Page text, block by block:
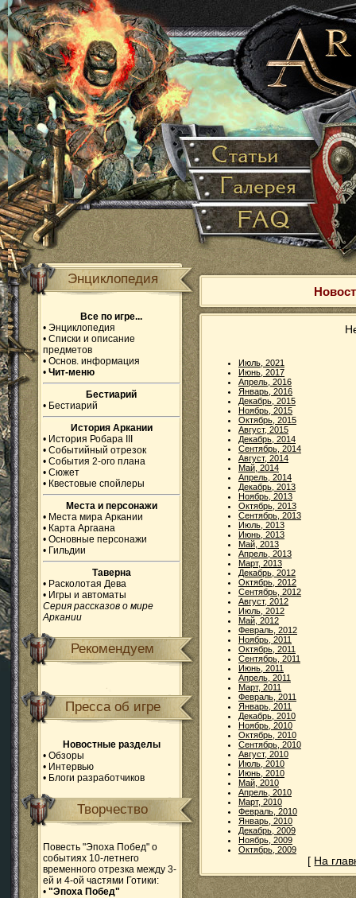
Энциклопедия
Все по игре...
• Энциклопедия
• Списки и описание
предметов
• Основ. информация
• Чит-меню
Бестиарий
• Бестиарий
История Аркании
• История Робара III
• Событийный отрезок
• События 2-ого плана
• Сюжет
• Квестовые спойлеры
Места и персонажи
• Места мира Аркании
• Карта Аргаана
• Основные персонажи
• Гильдии
Таверна
• Расколотая Дева
• Игры и автоматы
Серия рассказов о мире
Аркании
Рекомендуем
Пресса об игре
Новостные разделы
• Обзоры
• Интервью
• Блоги разработчиков
Творчество
Повесть "Эпоха Побед" о
событиях 10-летнего
временного отрезка между 3-
ей и 4-ой частями Готики:
• "Эпоха Побед"
Июль, 2021
Июнь, 2017
Апрель, 2016
Январь, 2016
Декабрь, 2015
Ноябрь, 2015
Октябрь, 2015
Август, 2015
Декабрь, 2014
Сентябрь, 2014
Август, 2014
Май, 2014
Апрель, 2014
Декабрь, 2013
Ноябрь, 2013
Октябрь, 2013
Сентябрь, 2013
Июль, 2013
Июнь, 2013
Май, 2013
Апрель, 2013
Март, 2013
Декабрь, 2012
Октябрь, 2012
Сентябрь, 2012
Август, 2012
Июль, 2012
Май, 2012
Февраль, 2012
Ноябрь, 2011
Октябрь, 2011
Сентябрь, 2011
Июнь, 2011
Апрель, 2011
Март, 2011
Февраль, 2011
Январь, 2011
Декабрь, 2010
Ноябрь, 2010
Октябрь, 2010
Сентябрь, 2010
Август, 2010
Июль, 2010
Июнь, 2010
Май, 2010
Апрель, 2010
Март, 2010
Февраль, 2010
Январь, 2010
Декабрь, 2009
Ноябрь, 2009
Октябрь, 2009
[ На